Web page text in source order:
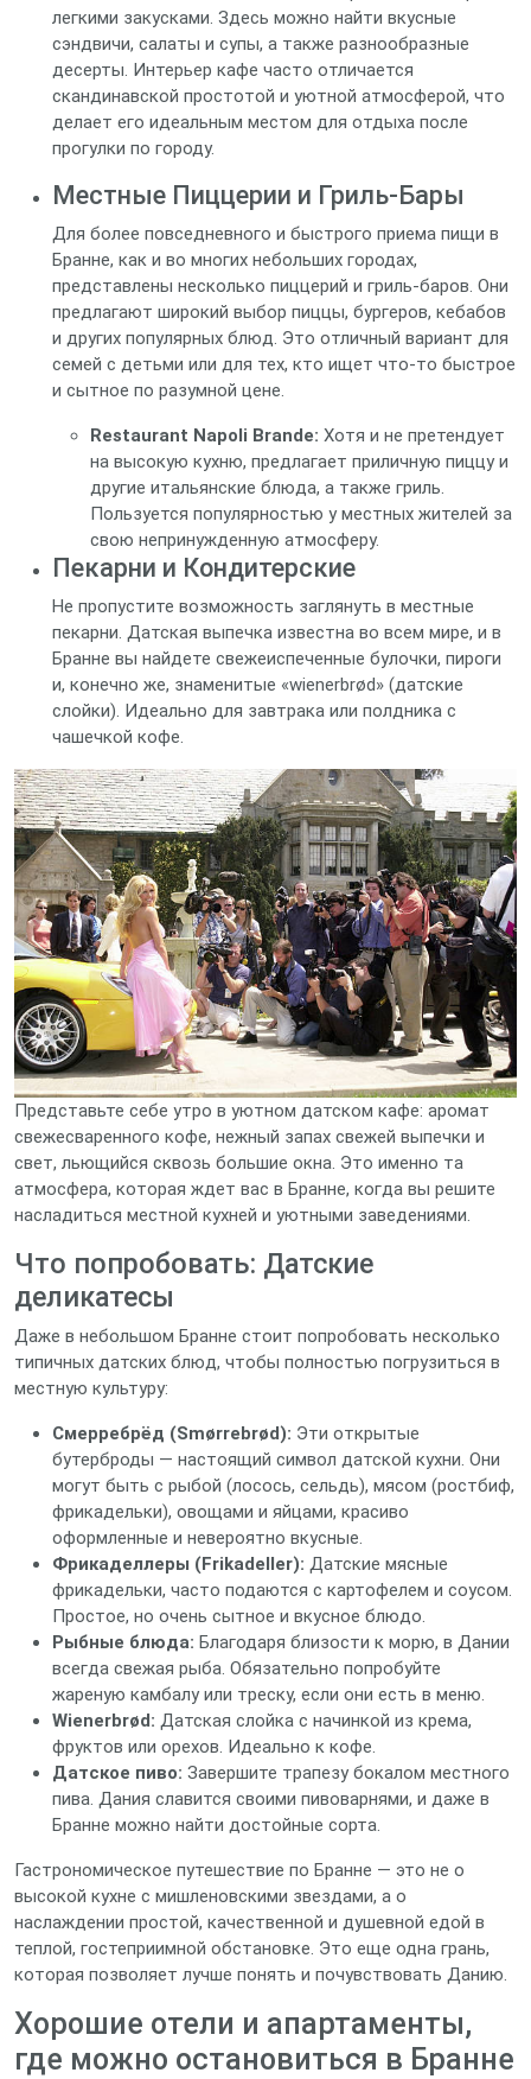
легкими закусками. Здесь можно найти вкусные
сэндвичи, салаты и супы, а также разнообразные
десерты. Интерьер кафе часто отличается
скандинавской простотой и уютной атмосферой, что
делает его идеальным местом для отдыха после
прогулки по городу.
Местные Пиццерии и Гриль-Бары
Для более повседневного и быстрого приема пищи в
Бранне, как и во многих небольших городах,
представлены несколько пиццерий и гриль-баров. Они
предлагают широкий выбор пиццы, бургеров, кебабов
и других популярных блюд. Это отличный вариант для
семей с детьми или для тех, кто ищет что-то быстрое
и сытное по разумной цене.
Restaurant Napoli Brande: Хотя и не претендует
на высокую кухню, предлагает приличную пиццу и
другие итальянские блюда, а также гриль.
Пользуется популярностью у местных жителей за
свою непринужденную атмосферу.
Пекарни и Кондитерские
Не пропустите возможность заглянуть в местные
пекарни. Датская выпечка известна во всем мире, и в
Бранне вы найдете свежеиспеченные булочки, пироги
и, конечно же, знаменитые «wienerbrød» (датские
слойки). Идеально для завтрака или полдника с
чашечкой кофе.
Представьте себе утро в уютном датском кафе: аромат
свежесваренного кофе, нежный запах свежей выпечки и
свет, льющийся сквозь большие окна. Это именно та
атмосфера, которая ждет вас в Бранне, когда вы решите
насладиться местной кухней и уютными заведениями.
Что попробовать: Датские
деликатесы
Даже в небольшом Бранне стоит попробовать несколько
типичных датских блюд, чтобы полностью погрузиться в
местную культуру:
Смерребрёд (Smørrebrød): Эти открытые
бутерброды — настоящий символ датской кухни. Они
могут быть с рыбой (лосось, сельдь), мясом (ростбиф,
фрикадельки), овощами и яйцами, красиво
оформленные и невероятно вкусные.
Фрикаделлеры (Frikadeller): Датские мясные
фрикадельки, часто подаются с картофелем и соусом.
Простое, но очень сытное и вкусное блюдо.
Рыбные блюда: Благодаря близости к морю, в Дании
всегда свежая рыба. Обязательно попробуйте
жареную камбалу или треску, если они есть в меню.
Wienerbrød: Датская слойка с начинкой из крема,
фруктов или орехов. Идеально к кофе.
Датское пиво: Завершите трапезу бокалом местного
пива. Дания славится своими пивоварнями, и даже в
Бранне можно найти достойные сорта.
Гастрономическое путешествие по Бранне — это не о
высокой кухне с мишленовскими звездами, а о
наслаждении простой, качественной и душевной едой в
теплой, гостеприимной обстановке. Это еще одна грань,
которая позволяет лучше понять и почувствовать Данию.
Хорошие отели и апартаменты,
где можно остановиться в Бранне